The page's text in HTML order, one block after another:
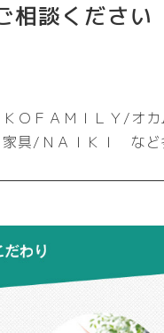
相談ください
ＯＦＡＭＩＬＹ/オ
家具/ＮＡＩＫＩ など